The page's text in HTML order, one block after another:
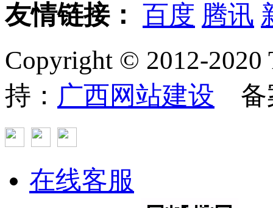
友情链接： 百度 腾讯
Copyright © 2012-
持： 广西网站建设 备
在线客服